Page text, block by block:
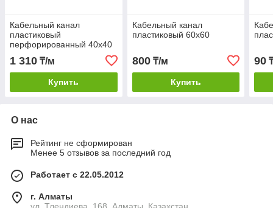
Кабельный канал
пластиковый
перфорированный 40х40
1 310 ₸/м
Купить
Кабельный канал
пластиковый 60х60
800₸/м
Купить
90
О нас
Рейтинг не сформирован
Менее 5 отзывов за последний год
Работает с 22.05.2012
г. Алматы